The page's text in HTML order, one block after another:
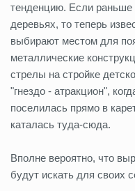
тенденцию. Если
деревьях, то теперь
выбирают местом для
металлические
стрелы на стройке
"гнездо - атракцион",
поселилась прямо в
каталась туда-сюда.
Вполне вероятно, что
будут искать для своих